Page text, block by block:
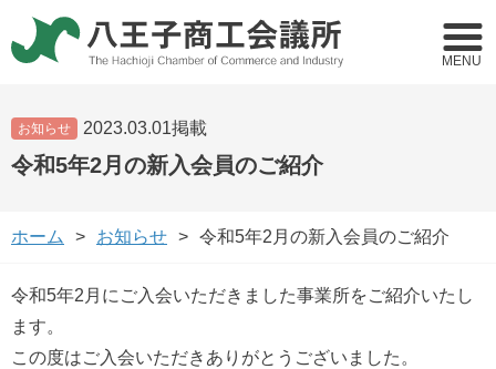
MENU
お知らせ 2023.03.01掲載
令和5年2月の新入会員のご紹介
ホーム お知らせ 令和5年2月の新入会員のご紹介
令和5年2月にご入会いただきました事業所をご紹介いたし
ます。
この度はご入会いただきありがとうございました。